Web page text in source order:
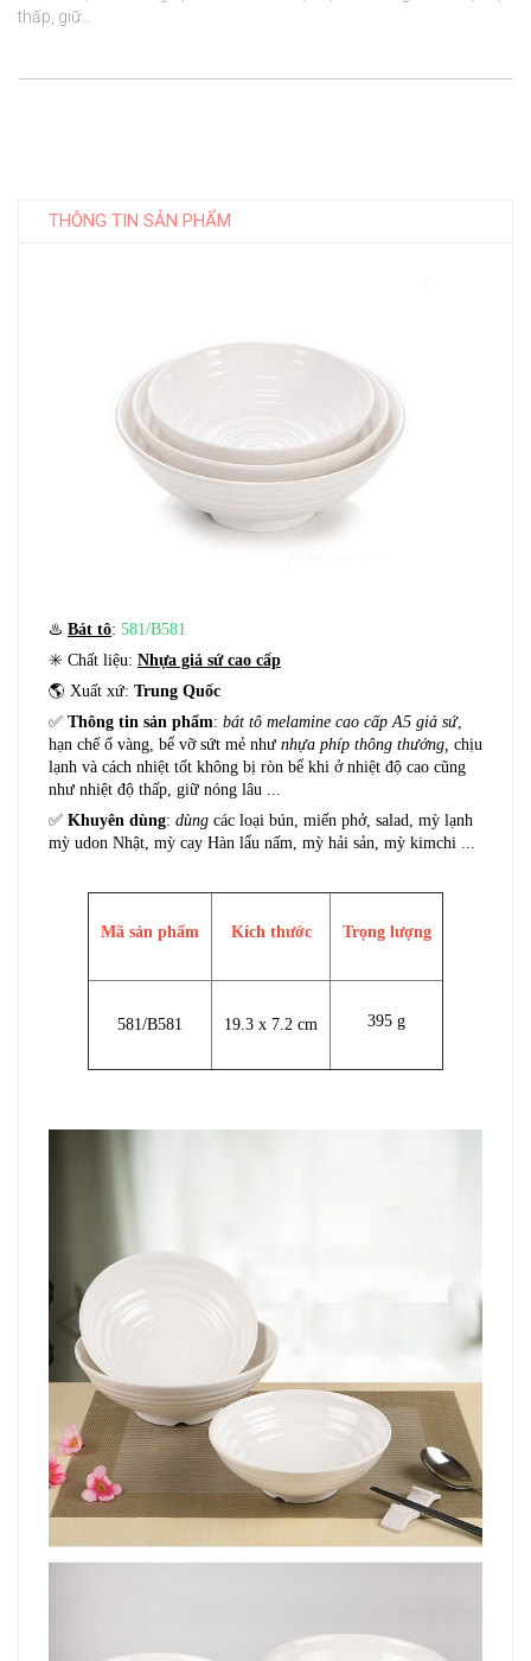
thấp, giữ...
THÔNG TIN SẢN PHẨM
♨️ Bát tô: 581/B581
✳️ Chất liệu: Nhựa giả sứ cao cấp
🌎 Xuất xứ: Trung Quốc
✅ Thông tin sản phẩm: bát tô melamine cao cấp A5 giả sứ,
hạn chế ố vàng, bể vỡ sứt mẻ như nhựa phíp thông thướng, chịu
lạnh và cách nhiệt tốt không bị ròn bể khi ở nhiệt độ cao cũng
như nhiệt độ thấp, giữ nóng lâu ...
✅ Khuyên dùng: dùng các loại bún, miến phở, salad, mỳ lạnh
mỳ udon Nhật, mỳ cay Hàn lẩu nấm, mỳ hải sản, mỳ kimchi ...
Mã sản phẩm Kích thước Trọng lượng
581/B581 19.3 x 7.2 cm 395 g